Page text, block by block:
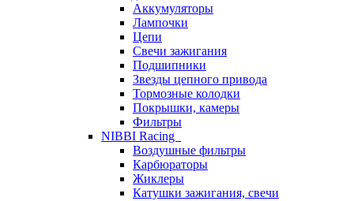
Аккумуляторы
Лампочки
Цепи
Свечи зажигания
Подшипники
Звезды цепного привода
Тормозные колодки
Покрышки, камеры
Фильтры
NIBBI Racing
Воздушные фильтры
Карбюраторы
Жиклеры
Катушки зажигания, свечи